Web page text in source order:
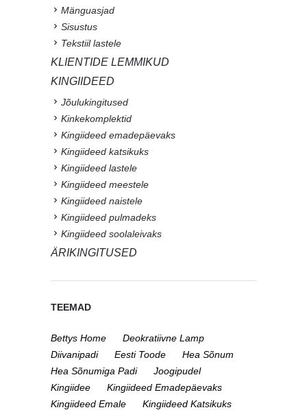
Mänguasjad
Sisustus
Tekstiil lastele
KLIENTIDE LEMMIKUD
KINGIIDEED
Jõulukingitused
Kinkekomplektid
Kingiideed emadepäevaks
Kingiideed katsikuks
Kingiideed lastele
Kingiideed meestele
Kingiideed naistele
Kingiideed pulmadeks
Kingiideed soolaleivaks
ÄRIKINGITUSED
TEEMAD
Bettys Home
Deokratiivne Lamp
Diivanipadi
Eesti Toode
Hea Sõnum
Hea Sõnumiga Padi
Joogipudel
Kingiidee
Kingiideed Emadepäevaks
Kingiideed Emale
Kingiideed Katsikuks